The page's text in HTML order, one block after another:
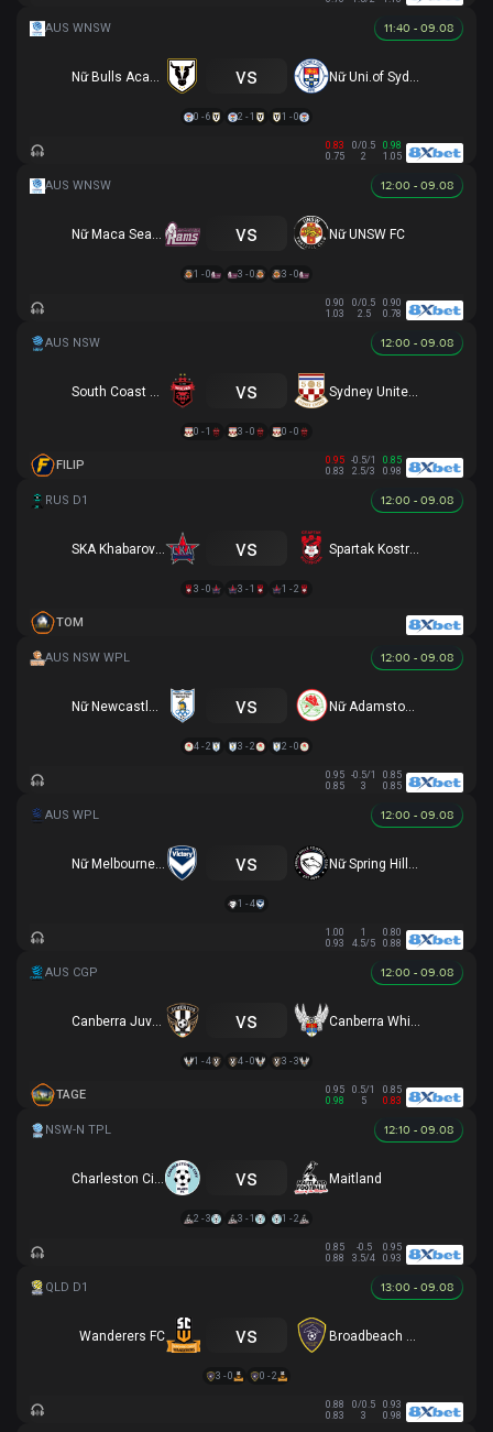
11:40 - 09.08
vs
0 - 6 2 - 1 1 - 0
0.83 0/0.5
0.98
0.75
2 1.05
12:00 - 09.08
vs Nữ UNSW FC
1 - 0 3 - 0 3 - 0
0.90 0/0.5
0.90
1.03
2.5 0.78
12:00 - 09.08
vs Sydney United 58 FC
0 - 1 3 - 0 0 - 0
FILIP 0.95 -0.5/1
0.85
0.83
2.5/3 0.98
12:00 - 09.08
SKA Khabarovsk vs Spartak Kostroma
3 - 0 3 - 1 1 - 2
TOM
12:00 - 09.08
vs Nữ Adamstown Rosebud
4 - 2 3 - 2 2 - 0
0.95 -0.5/1
0.85
0.85
3 0.85
12:00 - 09.08
Nữ Melbourne Victory FC vs
1 - 4
1.00 1
0.80
0.93
4.5/5 0.88
12:00 - 09.08
Canberra Juventus vs
1 - 4 4 - 0 3 - 3
TAGE 0.95 0.5/1
0.85
0.98
5 0.83
12:10 - 09.08
vs Maitland
2 - 3 3 - 1 1 - 2
0.85 -0.5
0.95
0.88
3.5/4 0.93
13:00 - 09.08
Wanderers FC vs
3 - 0 0 - 2
0.88 0/0.5
0.93
0.83
3 0.98